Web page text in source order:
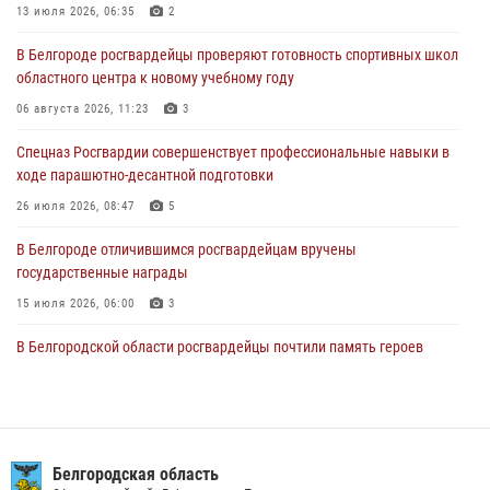
07 августа 2026, 16:08
Руководитель управления вневедомственной охраны Росгвардии
по Белгородской области принял участие во Всероссийском
совещании-семинаре в Нижнем Новгороде (видео)
В Алексеевском округе росгвардейцы пресекли условное
проникновение в детский лагерь «Солнышко»
13 июля 2026, 06:35 2
В Белгороде росгвардейцы проверяют готовность спортивных школ
областного центра к новому учебному году
06 августа 2026, 11:23 3
Спецназ Росгвардии совершенствует профессиональные навыки в
ходе парашютно-десантной подготовки
26 июля 2026, 08:47 5
В Белгороде отличившимся росгвардейцам вручены
государственные награды
15 июля 2026, 06:00 3
В Белгородской области росгвардейцы почтили память героев
подготовке спецподразделения в эфире радио «России - Белгород»
Белгородская область